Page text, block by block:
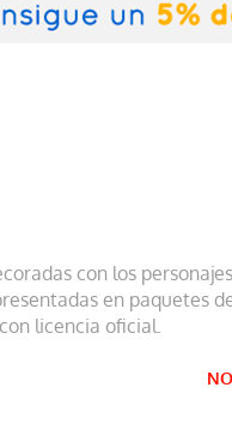
con los
en paquetes
licencia oficial.